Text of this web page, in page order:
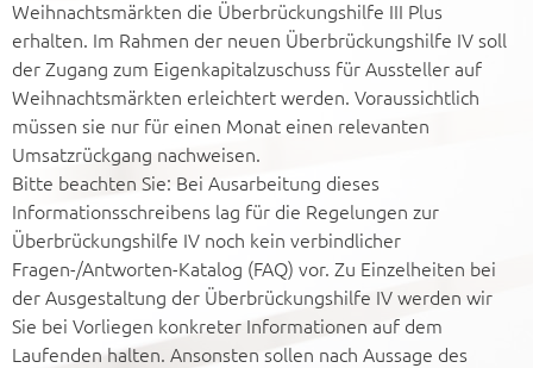
Weihnachtsmärkten die Überbrückungshilfe III Plus
erhalten. Im Rahmen der neuen Überbrückungshilfe IV soll
der Zugang zum Eigenkapitalzuschuss für Aussteller auf
Weihnachtsmärkten erleichtert werden. Voraussichtlich
müssen sie nur für einen Monat einen relevanten
Umsatzrückgang nachweisen.
Bitte beachten Sie: Bei Ausarbeitung dieses
Informationsschreibens lag für die Regelungen zur
Überbrückungshilfe IV noch kein verbindlicher
Fragen-/Antworten-Katalog (FAQ) vor. Zu Einzelheiten bei
der Ausgestaltung der Überbrückungshilfe IV werden wir
Sie bei Vorliegen konkreter Informationen auf dem
Laufenden halten. Ansonsten sollen nach Aussage des